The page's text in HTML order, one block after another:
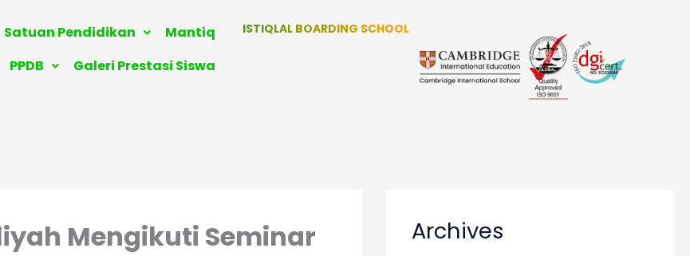
Satuan Pendidikan
Mantiq
PPDB Galeri Prestasi Siswa
MADRASAH ISTIQLAL JAKARTA
Mengikuti Seminar
Archives